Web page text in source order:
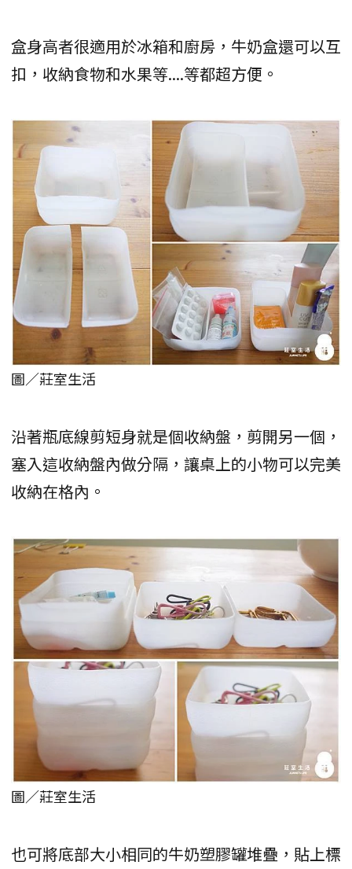
盒身高者很適用於冰箱和廚房，牛奶盒還可以互
扣，收納食物和水果等....等都超方便。
圖／莊室生活
沿著瓶底線剪短身就是個收納盤，剪開另一個，
塞入這收納盤內做分隔，讓桌上的小物可以完美
收納在格內。
圖／莊室生活
也可將底部大小相同的牛奶塑膠罐堆疊，貼上標